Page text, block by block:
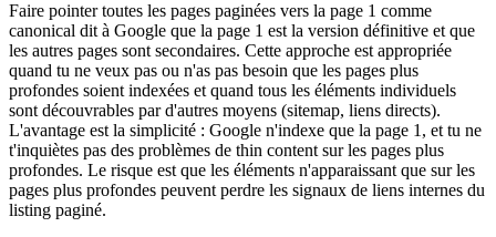
Faire pointer toutes les pages paginées vers la page 1 comme
canonical dit à Google que la page 1 est la version définitive et que
les autres pages sont secondaires. Cette approche est appropriée
quand tu ne veux pas ou n'as pas besoin que les pages plus
profondes soient indexées et quand tous les éléments individuels
sont découvrables par d'autres moyens (sitemap, liens directs).
L'avantage est la simplicité : Google n'indexe que la page 1, et tu ne
t'inquiètes pas des problèmes de thin content sur les pages plus
profondes. Le risque est que les éléments n'apparaissant que sur les
pages plus profondes peuvent perdre les signaux de liens internes du
listing paginé.